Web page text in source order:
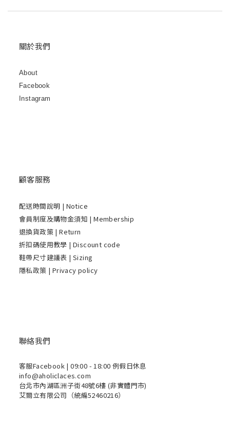
關於我們
About
Facebook
Instagram
顧客服務
配送時間說明 | Notice
會員制度及購物金須知 | Membership
退換貨政策 | Return
折扣碼使用教學 | Discount code
鞋帶尺寸建議表 | Sizing
隱私政策 | Privacy policy
聯絡我們
客服Facebook | 09:00 - 18:00 例假日休息
info@aholiclaces.com
台北市內湖區洲子街48號6樓 (非實體門市)
艾爾立有限公司（統編52460216）